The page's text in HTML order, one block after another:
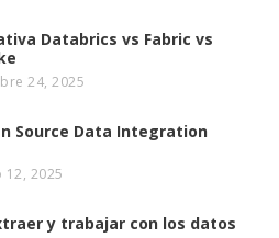
Databrics vs Fabric vs
24, 2025
Source Data Integration
12, 2025
y trabajar con los datos